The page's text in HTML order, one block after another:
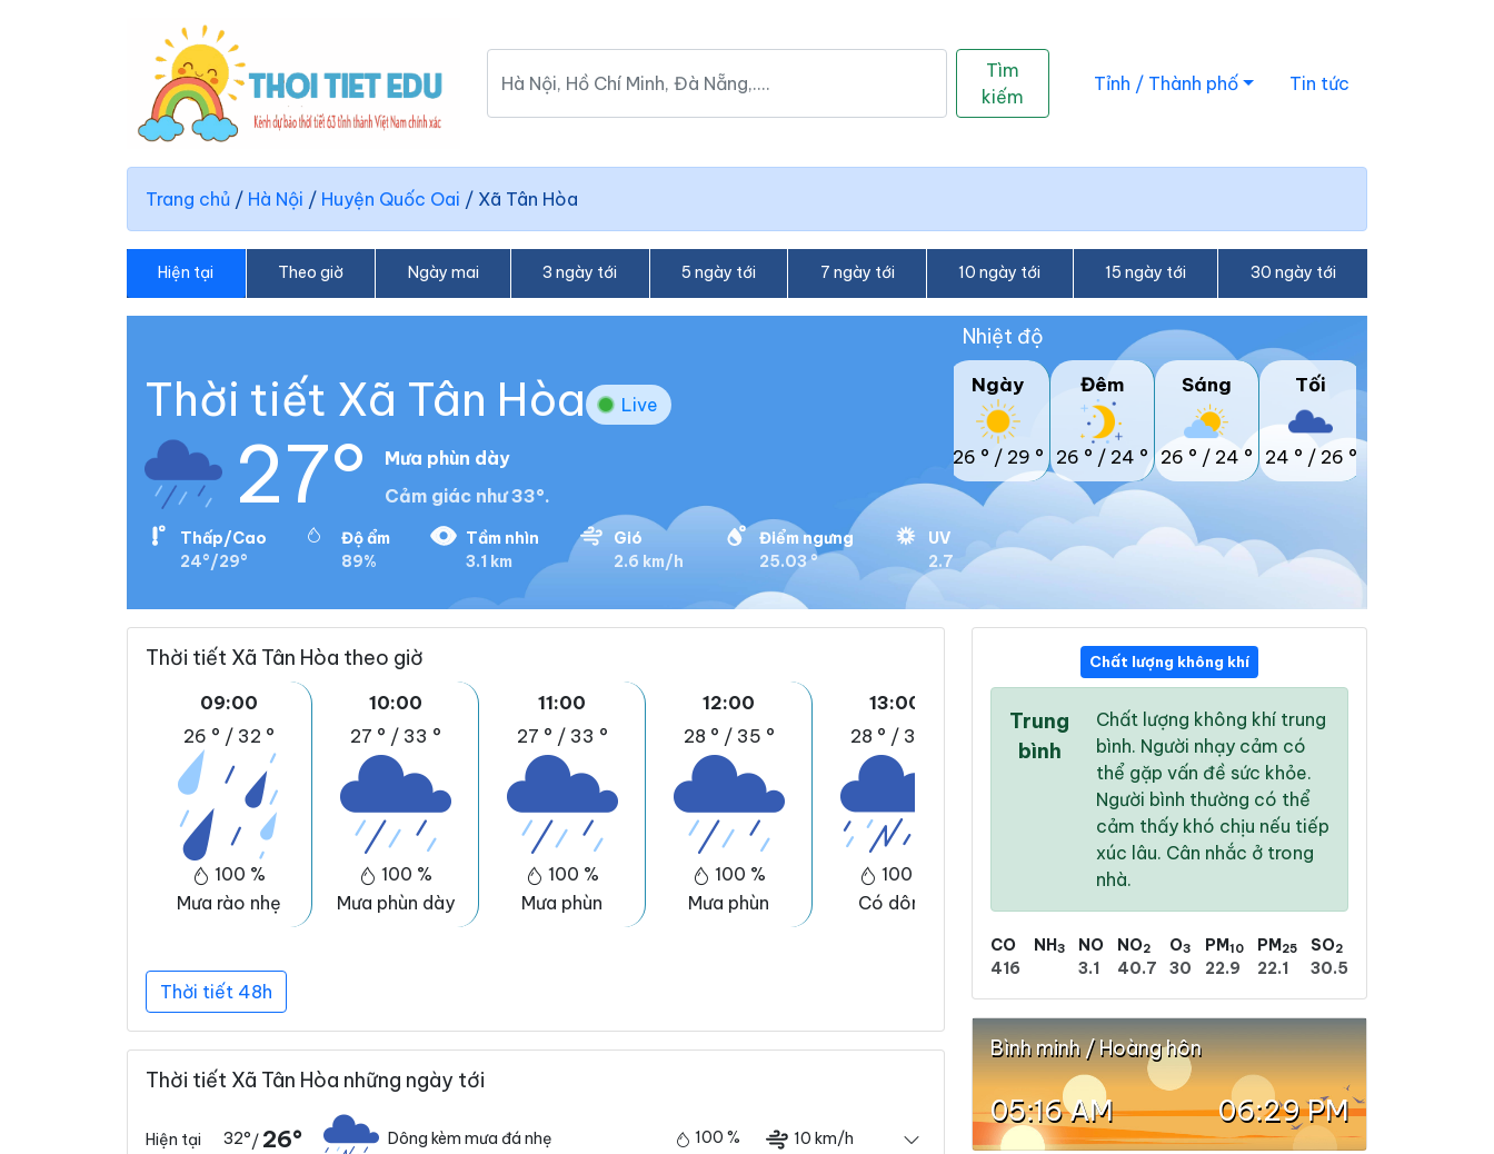
Tìm
kiếm
Tỉnh / Thành phố Tin tức
Trang chủ / Hà Nội / Huyện Quốc Oai / Xã Tân Hòa
Hiện tại Theo giờ Ngày mai 3 ngày tới 5 ngày tới 7 ngày tới 10 ngày tới 15 ngày tới 30 ngày tới
Thời tiết Xã Tân Hòa Live
27°
Mưa phùn dày
Cảm giác như 33°.
Thấp/Cao
24°/29°
Độ ẩm
89%
Tầm nhìn
3.1 km
Gió
2.6 km/h
Điểm ngưng
25.03 °
UV
2.7
Nhiệt độ
Ngày
26 ° / 29 °
Đêm
26 ° / 24 °
Sáng
26 ° / 24 °
Tối
24 ° / 26 °
Thời tiết Xã Tân Hòa theo giờ
09:00
26 ° / 32 °
100 %
Mưa rào nhẹ
10:00
27 ° / 33 °
100 %
Mưa phùn dày
11:00
27 ° / 33 °
100 %
Mưa phùn
12:00
28 ° / 35 °
100 %
Mưa phùn
13:00
28 ° / 36 °
100 %
Có dông
28 °/ 34 °
26 °
/32 °
Thời tiết 48h
Thời tiết Xã Tân Hòa những ngày tới
Hiện tại 32°/ 26° Dông kèm mưa đá nhẹ 100 % 10 km/h
Chất lượng không khí
Trung
bình
Chất lượng không khí trung
bình. Người nhạy cảm có
thể gặp vấn đề sức khỏe.
Người bình thường có thể
cảm thấy khó chịu nếu tiếp
xúc lâu. Cân nhắc ở trong
nhà.
CO
416
NH3
NO
3.1
NO2
40.7
O3
30
PM10
22.9
PM25
22.1
SO2
30.5
Bình minh / Hoàng hôn
05:16 AM 06:29 PM